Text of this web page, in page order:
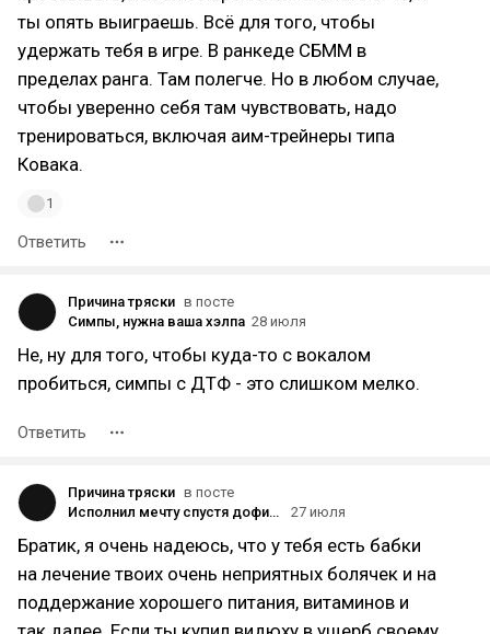
ты опять выиграешь. Всё для того, чтобы
удержать тебя в игре. В ранкеде СБММ в
пределах ранга. Там полегче. Но в любом случае,
чтобы уверенно себя там чувствовать, надо
тренироваться, включая аим-трейнеры типа
Ковака.
1
Ответить
Причина тряски в посте
Симпы, нужна ваша хэлпа 28 июля
Не, ну для того, чтобы куда-то с вокалом
пробиться, симпы с ДТФ - это слишком мелко.
Ответить
Причина тряски в посте
Исполнил мечту спустя дофига лет и взял 5080 запрыгнув в последний вагон (ну и принимайте в семью, а то чё вы)
27 июля
Братик, я очень надеюсь, что у тебя есть бабки
на лечение твоих очень неприятных болячек и на
поддержание хорошего питания, витаминов и